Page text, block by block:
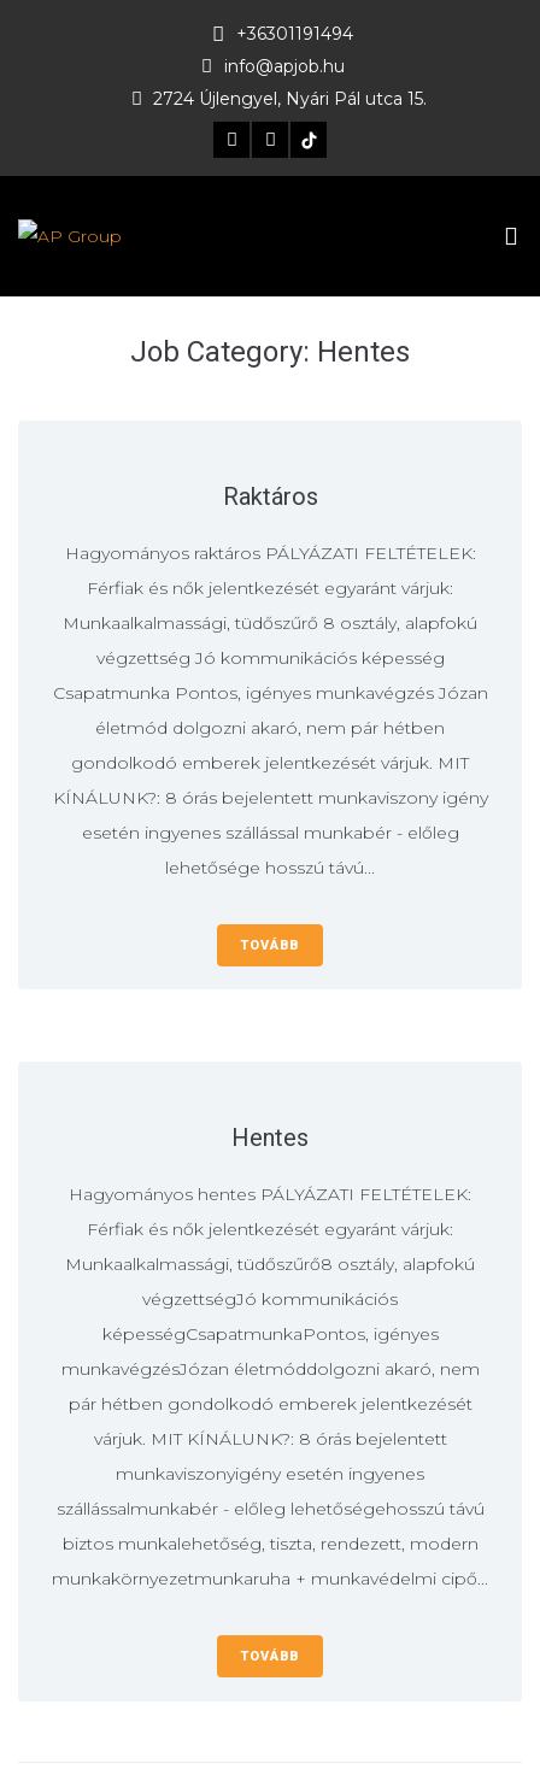
+36301191494
info@apjob.hu
2724 Újlengyel, Nyári Pál utca 15.
Job Category: Hentes
Raktáros
Hagyományos raktáros PÁLYÁZATI FELTÉTELEK:
Férfiak és nők jelentkezését egyaránt várjuk:
Munkaalkalmassági, tüdőszűrő 8 osztály, alapfokú
végzettség Jó kommunikációs képesség
Csapatmunka Pontos, igényes munkavégzés Józan
életmód dolgozni akaró, nem pár hétben
gondolkodó emberek jelentkezését várjuk. MIT
KÍNÁLUNK?: 8 órás bejelentett munkaviszony igény
esetén ingyenes szállással munkabér - előleg
lehetősége hosszú távú...
TOVÁBB
Hentes
Hagyományos hentes PÁLYÁZATI FELTÉTELEK:
Férfiak és nők jelentkezését egyaránt várjuk:
Munkaalkalmassági, tüdőszűrő8 osztály, alapfokú
végzettségJó kommunikációs
képességCsapatmunkaPontos, igényes
munkavégzésJózan életmóddolgozni akaró, nem
pár hétben gondolkodó emberek jelentkezését
várjuk. MIT KÍNÁLUNK?: 8 órás bejelentett
munkaviszonyigény esetén ingyenes
szállássalmunkabér - előleg lehetőségehosszú távú
biztos munkalehetőség, tiszta, rendezett, modern
munkakörnyezetmunkaruha + munkavédelmi cipő...
TOVÁBB